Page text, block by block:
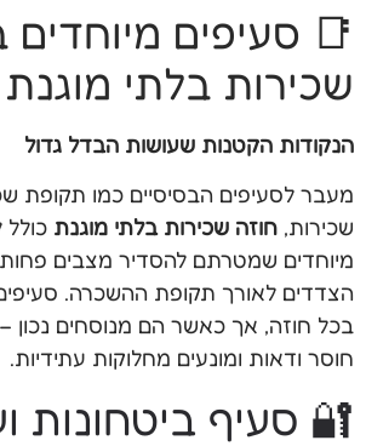
📑 סעיפים מיוחדים
שכירות בלתי מוגנת
הנקודות הקטנות שעושות הבדל גדול
מעבר לסעיפים הבסיסיים כמו תקופת
שכירות, חוזה שכירות בלתי מוגנת
מיוחדים שמטרתם להסדיר מצבים פחות
הצדדים לאורך תקופת ההשכרה.
בכל חוזה, אך כאשר הם מנוסחים נכון
חוסר ודאות ומונעים מחלוקות עתידיות.
🔐 סעיף ביטחונות